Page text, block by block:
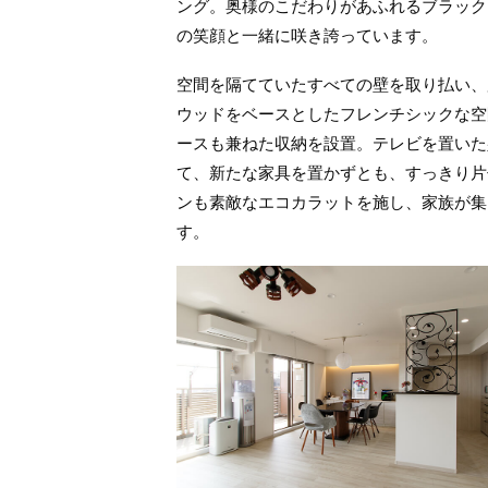
ング。奥様のこだわりがあふれるブラッ
の笑顔と一緒に咲き誇っています。
空間を隔てていたすべての壁を取り払い
ウッドをベースとしたフレンチシックな
ースも兼ねた収納を設置。テレビを置い
て、新たな家具を置かずとも、すっきり
ンも素敵なエコカラットを施し、家族が
す。